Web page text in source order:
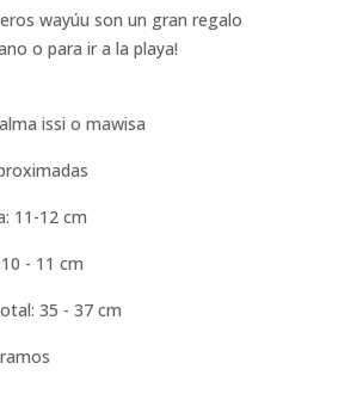
wayúu son un gran regalo
o para ir a la playa!
issi o mawisa
11-12 cm
- 11 cm
35 - 37 cm